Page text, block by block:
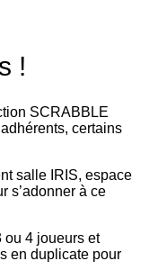
!
SCRABBLE
certains
salle IRIS, espace
s’adonner à ce
ou 4 joueurs et
en duplicate pour